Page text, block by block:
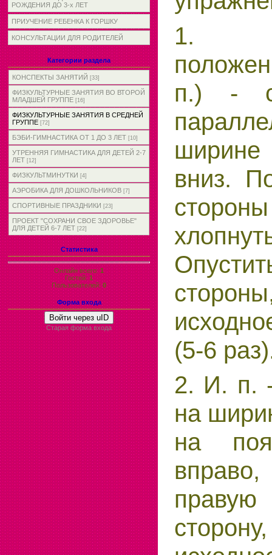
РОЖДЕНИЯ ДО 3-х ЛЕТ
ПРИУЧЕНИЕ РЕБЕНКА К ГОРШКУ
КОНСУЛЬТАЦИИ ДЛЯ РОДИТЕЛЕЙ
Категории раздела
КОНСПЕКТЫ ЗАНЯТИЙ [33]
ФИЗКУЛЬТУРНЫЕ ЗАНЯТИЯ ВО ВТОРОЙ
МЛАДШЕЙ ГРУППЕ [16]
ФИЗКУЛЬТУРНЫЕ ЗАНЯТИЯ В СРЕДНЕЙ
ГРУППЕ [72]
БЭБИ-ГИМНАСТИКА ОТ 1 ДО 3 ЛЕТ [10]
УТРЕННЯЯ ГИМНАСТИКА ДЛЯ ДЕТЕЙ 2-7
ЛЕТ [12]
ФИЗКУЛЬТМИНУТКИ [4]
АЭРОБИКА ДЛЯ ДОШКОЛЬНИКОВ [7]
СПОРТИВНЫЕ ПРАЗДНИКИ [23]
ПРОЕКТ "СОХРАНИ СВОЕ ЗДОРОВЬЕ"
ДЛЯ ДЕТЕЙ 6-7 ЛЕТ [22]
Статистика
Онлайн всего:1
Гостей:1
Пользователей:0
Форма входа
Войти через uID
Старая форма входа
1.
п.) -
ширине
вниз.
(5-6
2. И. п.
на
на